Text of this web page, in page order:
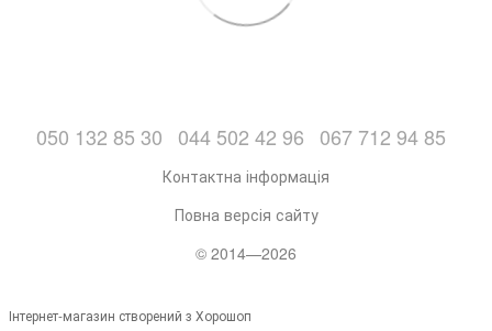
050 132 85 30 044 502 42 96 067 712 94 85
Контактна інформація
Повна версія сайту
© 2014—2026
Інтернет-магазин створений з Хорошоп